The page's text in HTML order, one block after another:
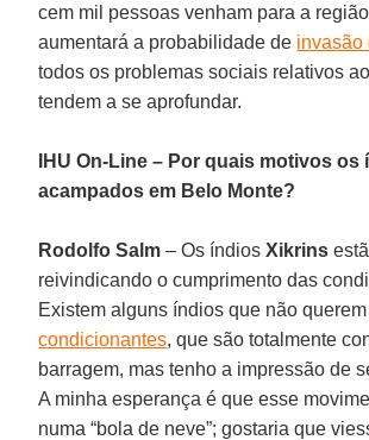
cem mil pessoas venham para a
aumentará a probabilidade de invasão
todos os problemas sociais relativos
tendem a se aprofundar.
IHU On-Line – Por quais motivos
acampados em Belo Monte?
Rodolfo Salm– Os índiosXikrins
reivindicando o cumprimento das
Existem alguns índios que não
condicionantes, que são totalmente
barragem, mas tenho a impressão de
A minha esperança é que esse
numa “bola de neve”; gostaria que